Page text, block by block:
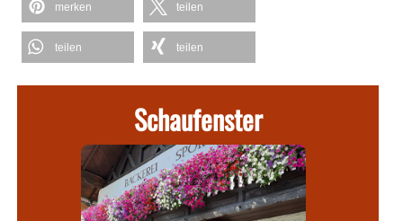
merken teilen
teilen teilen
Schaufenster